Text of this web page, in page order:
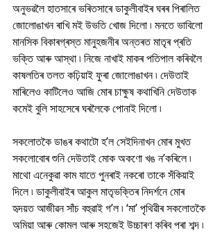
অনুভৱলৈ হাতসাৰে ভৰিতসাৰে ডাকুলীবাইৰ ঘৰৰ পিৰালিত
জোলোঙাখন ৰাখি মই উভতি খোজ দিলো ৷ মনতে ভাবিলো
মানসিক বিকাৰগ্ৰস্ত মানুহজনীৰ অন্তৰত মাতৃৰ প্ৰতি
ভক্তি আৰু আস্থা ৷ নিজে নাখাই মাকৰ পতিপাল কৰিবলৈ
কাষলতিৰ তলত কঢ়িয়াই ফুৰা জোলোঙাখন ৷ দেউতাই
মাৰিলেও কাটিলেও আজি মোৰ চাক্ষুষ কথাখিনি দেউতাক
কমেই বুলি সাহসেৰে ঘৰলৈকে পোনাই দিলো ৷
সকলোতকৈ ডাঙৰ কথাটো হ’ল সেইদিনাখন মোৰ মুখত
সকলোবোৰ শুনি দেউতাই মোক অকণো খঙ ন’কৰিলে ৷
মাথো এনেকুৱা কাম যাতে পুনৰাই নকৰো তাকে সঁকিয়াই
দিলে ৷ ডাকুলীবাইৰ আকুল মাতৃভক্তিৰ নিদৰ্শনে মোৰ
হৃদয়ত আজীৱন সাঁচ বহুৱাই গ’ল ৷ ‘মা’ পৃথিৱীৰ সকলোতকৈ
অমিয়া আৰু কোমল আৰু সহজেই উচ্চাৰণ কৰিব পৰা শব্দ ৷